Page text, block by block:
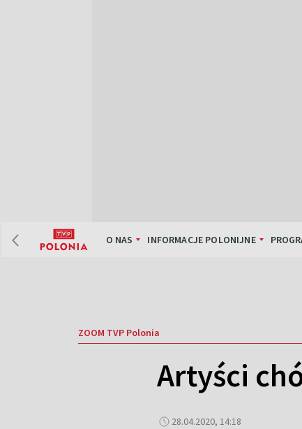
O NAS INFORMACJE POLONIJNE
ZOOM TVP Polonia
Artyści
28.04.2020, 14:18